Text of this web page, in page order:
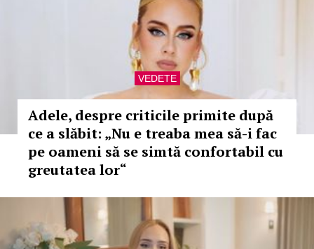
VEDETE
Adele, despre criticile primite după
ce a slăbit: „Nu e treaba mea să-i fac
pe oameni să se simtă confortabil cu
greutatea lor“